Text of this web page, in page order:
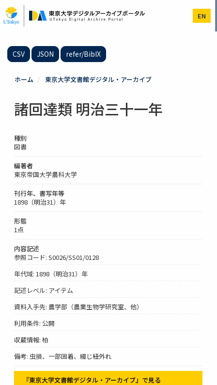
イ
ン
EN
CSV JSON refer/BibIX
ホーム 東京大学文書館デジタル・アーカイブ
諸回達類 明治三十一年
種別
図書
編著者
東京帝国大学農科大学
刊行年、書写年等
1898（明治31）年
形態
1点
内容記述
参照コード: S0026/SS01/0128
年代域: 1898（明治31）年
記述レベル: アイテム
資料入手先: 農学部（農業生物学研究室、他）
利用条件: 公開
収蔵情報: 柏
備考: 虫損、一部固着、綴じ紐外れ
『東京大学文書館デジタル・アーカイブ』で見る